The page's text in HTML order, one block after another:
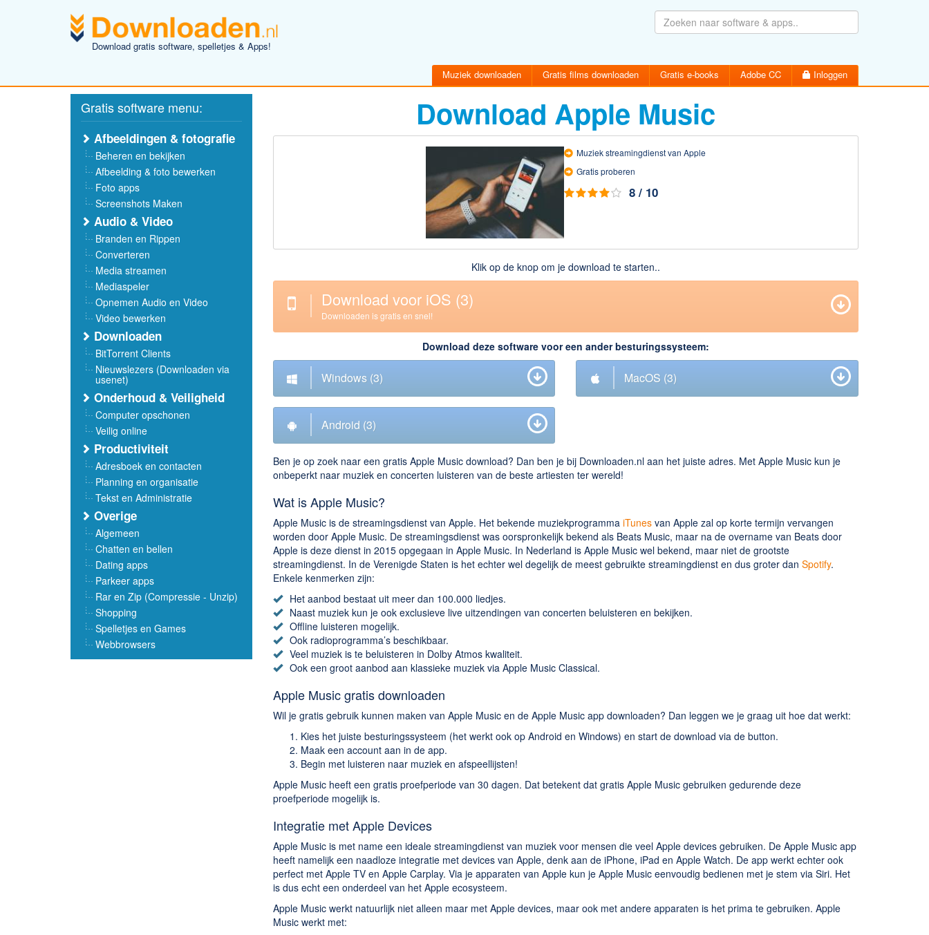
Download gratis software, spelletjes & Apps!
Muziek downloaden Gratis films downloaden Gratis e-books Adobe CC Inloggen
Wachtwoord vergeten
Activatiemail hersturen
Account aanmaken
Gratis software menu:
Afbeeldingen & fotografie
Beheren en bekijken
Afbeelding & foto bewerken
Foto apps
Screenshots Maken
Audio & Video
Branden en Rippen
Converteren
Media streamen
Mediaspeler
Opnemen Audio en Video
Video bewerken
Downloaden
BitTorrent Clients
Nieuwslezers (Downloaden via
usenet)
Onderhoud & Veiligheid
Computer opschonen
Veilig online
Productiviteit
Adresboek en contacten
Planning en organisatie
Tekst en Administratie
Overige
Algemeen
Chatten en bellen
Dating apps
Parkeer apps
Rar en Zip (Compressie - Unzip)
Shopping
Spelletjes en Games
Webbrowsers
Download Apple Music
Muziek streaming­dienst van Apple
Gratis proberen
8 / 10
Klik op de knop om je download te starten..
Download voor iOS (2)
Downloaden is gratis en snel!
Download deze software voor een ander besturingssysteem:
Windows (2) MacOS (2)
Android (2)
Ben je op zoek naar een gratis Apple Music download? Dan ben je bij Downloaden.nl aan het juiste adres. Met Apple Music kun je
onbeperkt naar muziek en concerten luisteren van de beste artiesten ter wereld!
Wat is Apple Music?
Apple Music is de streamingsdienst van Apple. Het bekende muziekprogramma iTunesvan Apple zal op korte termijn vervangen
worden door Apple Music. De streamingsdienst was oorspronkelijk bekend als Beats Music, maar na de overname van Beats door
Apple is deze dienst in 2015 opgegaan in Apple Music. In Nederland is Apple Music wel bekend, maar niet de grootste
streamingdienst. In de Verenigde Staten is het echter wel degelijk de meest gebruikte streamingdienst en dus groter dan Spotify.
Enkele kenmerken zijn:
Het aanbod bestaat uit meer dan 100.000 liedjes.
Naast muziek kun je ook exclusieve live uitzendingen van concerten beluisteren en bekijken.
Offline luisteren mogelijk.
Ook radioprogramma’s beschikbaar.
Veel muziek is te beluisteren in Dolby Atmos kwaliteit.
Ook een groot aanbod aan klassieke muziek via Apple Music Classical.
Apple Music gratis downloaden
Wil je gratis gebruik kunnen maken van Apple Music en de Apple Music app downloaden? Dan leggen we je graag uit hoe dat werkt:
Kies het juiste besturingssysteem (het werkt ook op Android en Windows) en start de download via de button.
Maak een account aan in de app.
Begin met luisteren naar muziek en afspeellijsten!
Apple Music heeft een gratis proefperiode van 30 dagen. Dat betekent dat gratis Apple Music gebruiken gedurende deze
proefperiode mogelijk is.
Integratie met Apple Devices
Apple Music is met name een ideale streamingdienst van muziek voor mensen die veel Apple devices gebruiken. De Apple Music app
heeft namelijk een naadloze integratie met devices van Apple, denk aan de iPhone, iPad en Apple Watch. De app werkt echter ook
perfect met Apple TV en Apple Carplay. Via je apparaten van Apple kun je Apple Music eenvoudig bedienen met je stem via Siri. Het
is dus echt een onderdeel van het Apple ecosysteem.
Apple Music werkt natuurlijk niet alleen maar met Apple devices, maar ook met andere apparaten is het prima te gebruiken. Apple
Music werkt met: